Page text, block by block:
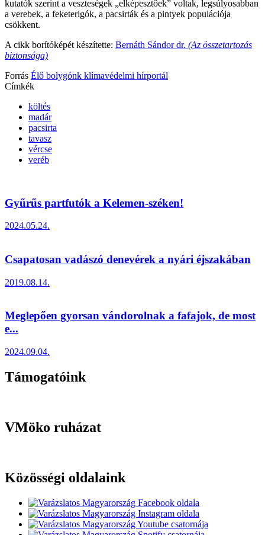
kutatók szerint a veszteségek „elképesztőek” voltak, legsúlyosabban
a verebek, a feketerigók, a pacsirták és a pintyek populációja
csökkent.
A cikk borítóképét készítette: Bernáth Sándor dr. (Az összetartozás
biztonsága)
Forrás Élő bolygónk klímavédelmi hírportál
Címkék
költés
madár
pacsirta
tavasz
vércse
veréb
Gyűrűs partfutók a Kelemen-széken!
2024.05.24.
Csapatosan vadászó denevérek a nyári éjszakában
2019.08.14.
Meglepően gyorsan vándorolnak a fafajok, de most
e...
2024.09.04.
Támogatóink
VMöko ruházat
Közösségi oldalaink